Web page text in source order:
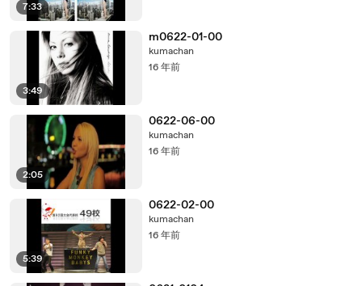
7:33
3:49
m0622-01-00
kumachan
16 年前
2:05
0622-06-00
kumachan
16 年前
5:39
0622-02-00
kumachan
16 年前